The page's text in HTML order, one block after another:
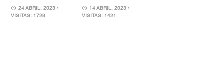
24 ABRIL, 2023 •
VISITAS: 1729
14 ABRIL, 2023 •
VISITAS: 1421